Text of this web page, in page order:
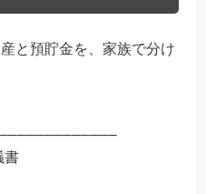
と預貯金を、家族で分け